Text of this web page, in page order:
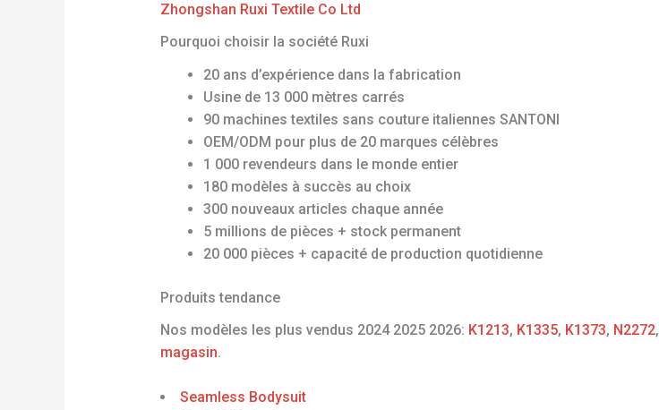
Zhongshan Ruxi Textile Co Ltd
Pourquoi choisir la société Ruxi
20 ans d’expérience dans la fabrication
Usine de 13 000 mètres carrés
90 machines textiles sans couture italiennes SANTONI
OEM/ODM pour plus de 20 marques célèbres
1 000 revendeurs dans le monde entier
180 modèles à succès au choix
300 nouveaux articles chaque année
5 millions de pièces + stock permanent
20 000 pièces + capacité de production quotidienne
Produits tendance
Nos modèles les plus vendus 2024 2025 2026: K1213, K1335, K1373, N2272,
magasin.
Seamless Bodysuit